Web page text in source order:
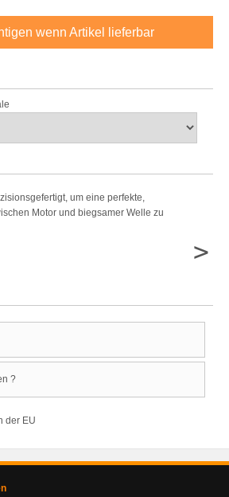
wenn Artikel lieferbar
um eine perfekte,
Motor und biegsamer Welle zu
>
?
der EU